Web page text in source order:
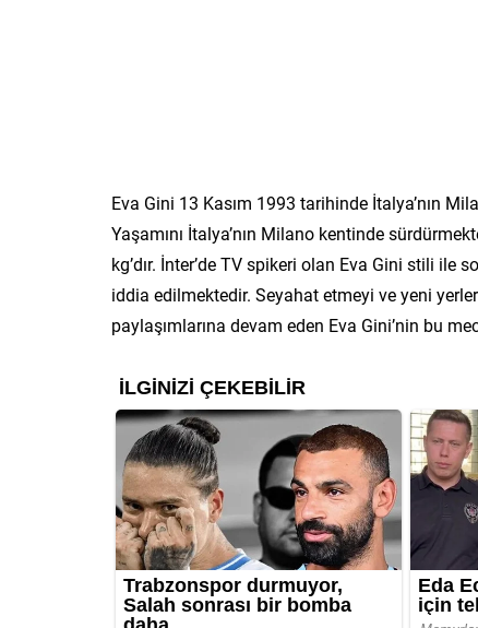
Eva Gini 13 Kasım 1993 tarihinde İtalya’nın
Yaşamını İtalya’nın Milano kentinde
kg’dır. İnter’de TV spikeri olan Eva Gini stili ile
iddia edilmektedir. Seyahat etmeyi ve yeni
paylaşımlarına devam eden Eva Gini’nin bu